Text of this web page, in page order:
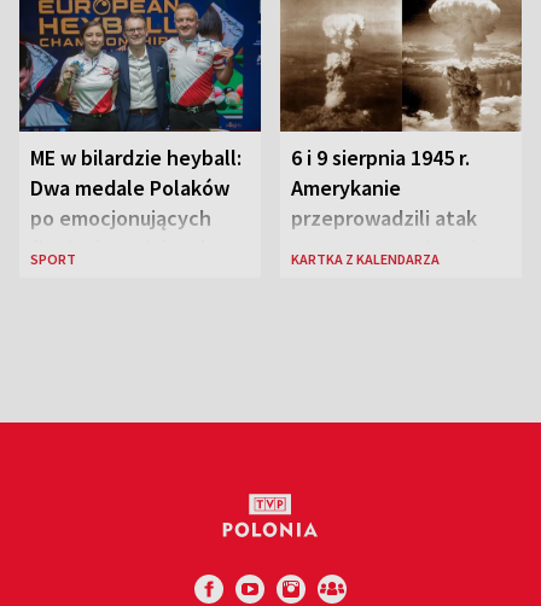
ME w bilardzie heyball:
Dwa medale Polaków
po emocjonujących
finałach w Kielcach
SPORT
6 i 9 sierpnia 1945 r.
Amerykanie
przeprowadzili atak
atomowy na Hiroszimę
KARTKA Z KALENDARZA